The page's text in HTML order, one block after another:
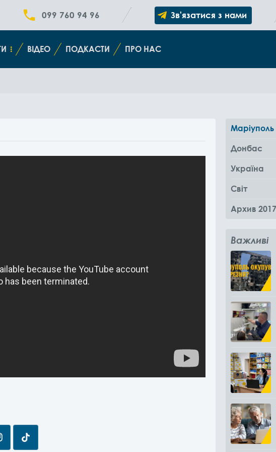
099 760 94 96 Зв'язатися з нами
ВІДЕО ПОДКАСТИ ПРО НАС
Маріуполь
Донбас
Україна
Світ
Архив
Важливі